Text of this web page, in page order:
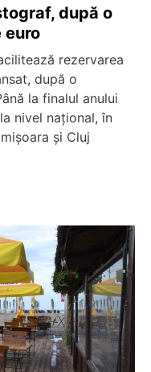
după o
euro
rezervarea
după o
la finalul anului
nivel național, în
și Cluj